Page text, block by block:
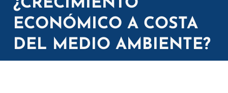
¿CRECIMIENTO
ECONÓMICO A COSTA
DEL MEDIO AMBIENTE?